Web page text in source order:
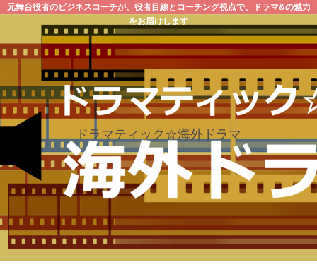
元舞台役者のビジネスコーチが、役者目線とコーチング視点で、ドラマ&の魅力
をお届けします
ドラマティック☆海外ドラマ